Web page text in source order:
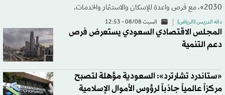
2030»، مع فرص واعدة للإسكان والاستثمار والخدمات.
دانه الدريس (الرياض) السبت 08/08 - 12:53
المجلس الاقتصادي السعودي يستعرض فرص
دعم التنمية
«ستاندرد تشارترد»: السعودية مؤهلة لتصبح
مركزاً عالمياً جاذباً لرؤوس الأموال الإسلامية